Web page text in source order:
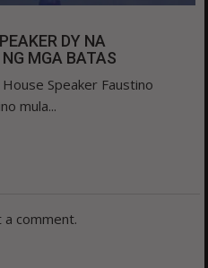
DY NA
MGA BATAS
Speaker Faustino
mula...
comment.